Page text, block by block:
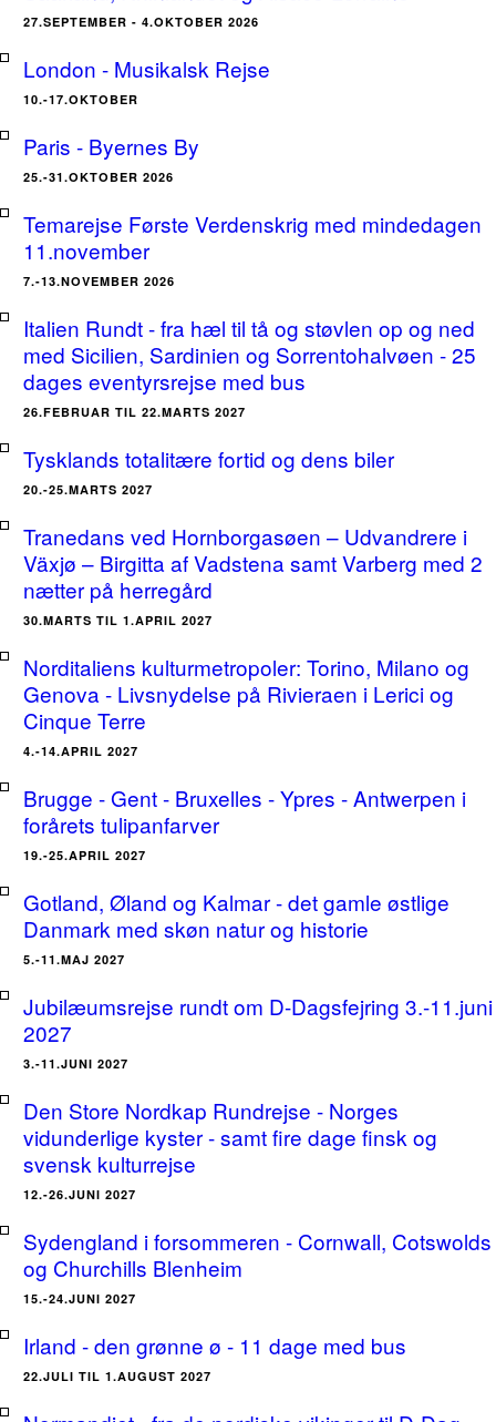
27.SEPTEMBER - 4.OKTOBER 2026
London - Musikalsk Rejse
10.-17.OKTOBER
Paris - Byernes By
25.-31.OKTOBER 2026
Temarejse Første Verdenskrig med mindedagen
11.november
7.-13.NOVEMBER 2026
Italien Rundt - fra hæl til tå og støvlen op og ned
med Sicilien, Sardinien og Sorrentohalvøen - 25
dages eventyrsrejse med bus
26.FEBRUAR TIL 22.MARTS 2027
Tysklands totalitære fortid og dens biler
20.-25.MARTS 2027
Tranedans ved Hornborgasøen – Udvandrere i
Växjø – Birgitta af Vadstena samt Varberg med 2
nætter på herregård
30.MARTS TIL 1.APRIL 2027
Norditaliens kulturmetropoler: Torino, Milano og
Genova - Livsnydelse på Rivieraen i Lerici og
Cinque Terre
4.-14.APRIL 2027
Brugge - Gent - Bruxelles - Ypres - Antwerpen i
forårets tulipanfarver
19.-25.APRIL 2027
Gotland, Øland og Kalmar - det gamle østlige
Danmark med skøn natur og historie
5.-11.MAJ 2027
Jubilæumsrejse rundt om D-Dagsfejring 3.-11.juni
2027
3.-11.JUNI 2027
Den Store Nordkap Rundrejse - Norges
vidunderlige kyster - samt fire dage finsk og
svensk kulturrejse
12.-26.JUNI 2027
Sydengland i forsommeren - Cornwall, Cotswolds
og Churchills Blenheim
15.-24.JUNI 2027
Irland - den grønne ø - 11 dage med bus
22.JULI TIL 1.AUGUST 2027